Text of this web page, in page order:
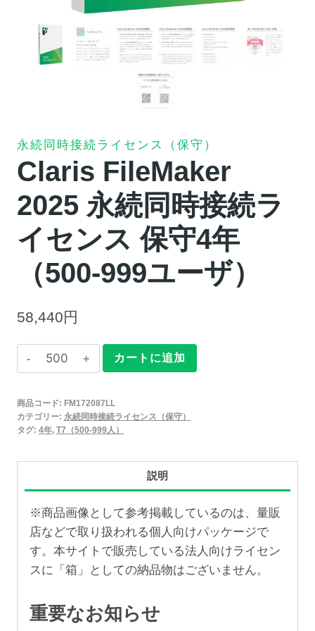
永続同時接続ライセンス（保守）
Claris FileMaker
2025 永続同時接続ラ
イセンス 保守4年
（500-999ユーザ）
58,440円
Claris
FileMaker
永
続
接
続
ラ
イ
セ
ス
保
カートに追加
商品コード: FM172087LL
カテゴリー: 永続同時接続ライセンス（保守）
タグ: 4年, T7（500-999人）
説明
※商品画像として参考掲載しているのは、量販
店などで取り扱われる個人向けパッケージで
す。本サイトで販売している法人向けライセン
スに「箱」としての納品物はございません。
重要なお知らせ